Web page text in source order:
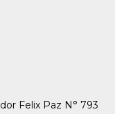
Felix Paz N° 793